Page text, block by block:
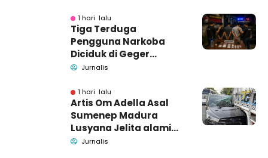
1 hari lalu
Tiga Terduga
Pengguna Narkoba
Diciduk di Geger
Bangkalan, Polisi Masih
Barang Bukti
Jurnalis
1 hari lalu
Artis Om Adella Asal
Sumenep Madura
Lusyana Jelita alami
kecelakaan di Wonogiri
Jurnalis